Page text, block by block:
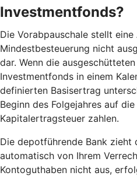
Investmentfonds?
Die Vorabpauschale stellt
Mindestbesteuerung nicht
dar. Wenn die
Investmentfonds in einem
definierten Basisertrag
Beginn des Folgejahres auf
Kapitalertragsteuer zahlen.
Die depotführende Bank zieht
automatisch von Ihrem
Kontoguthaben nicht aus,